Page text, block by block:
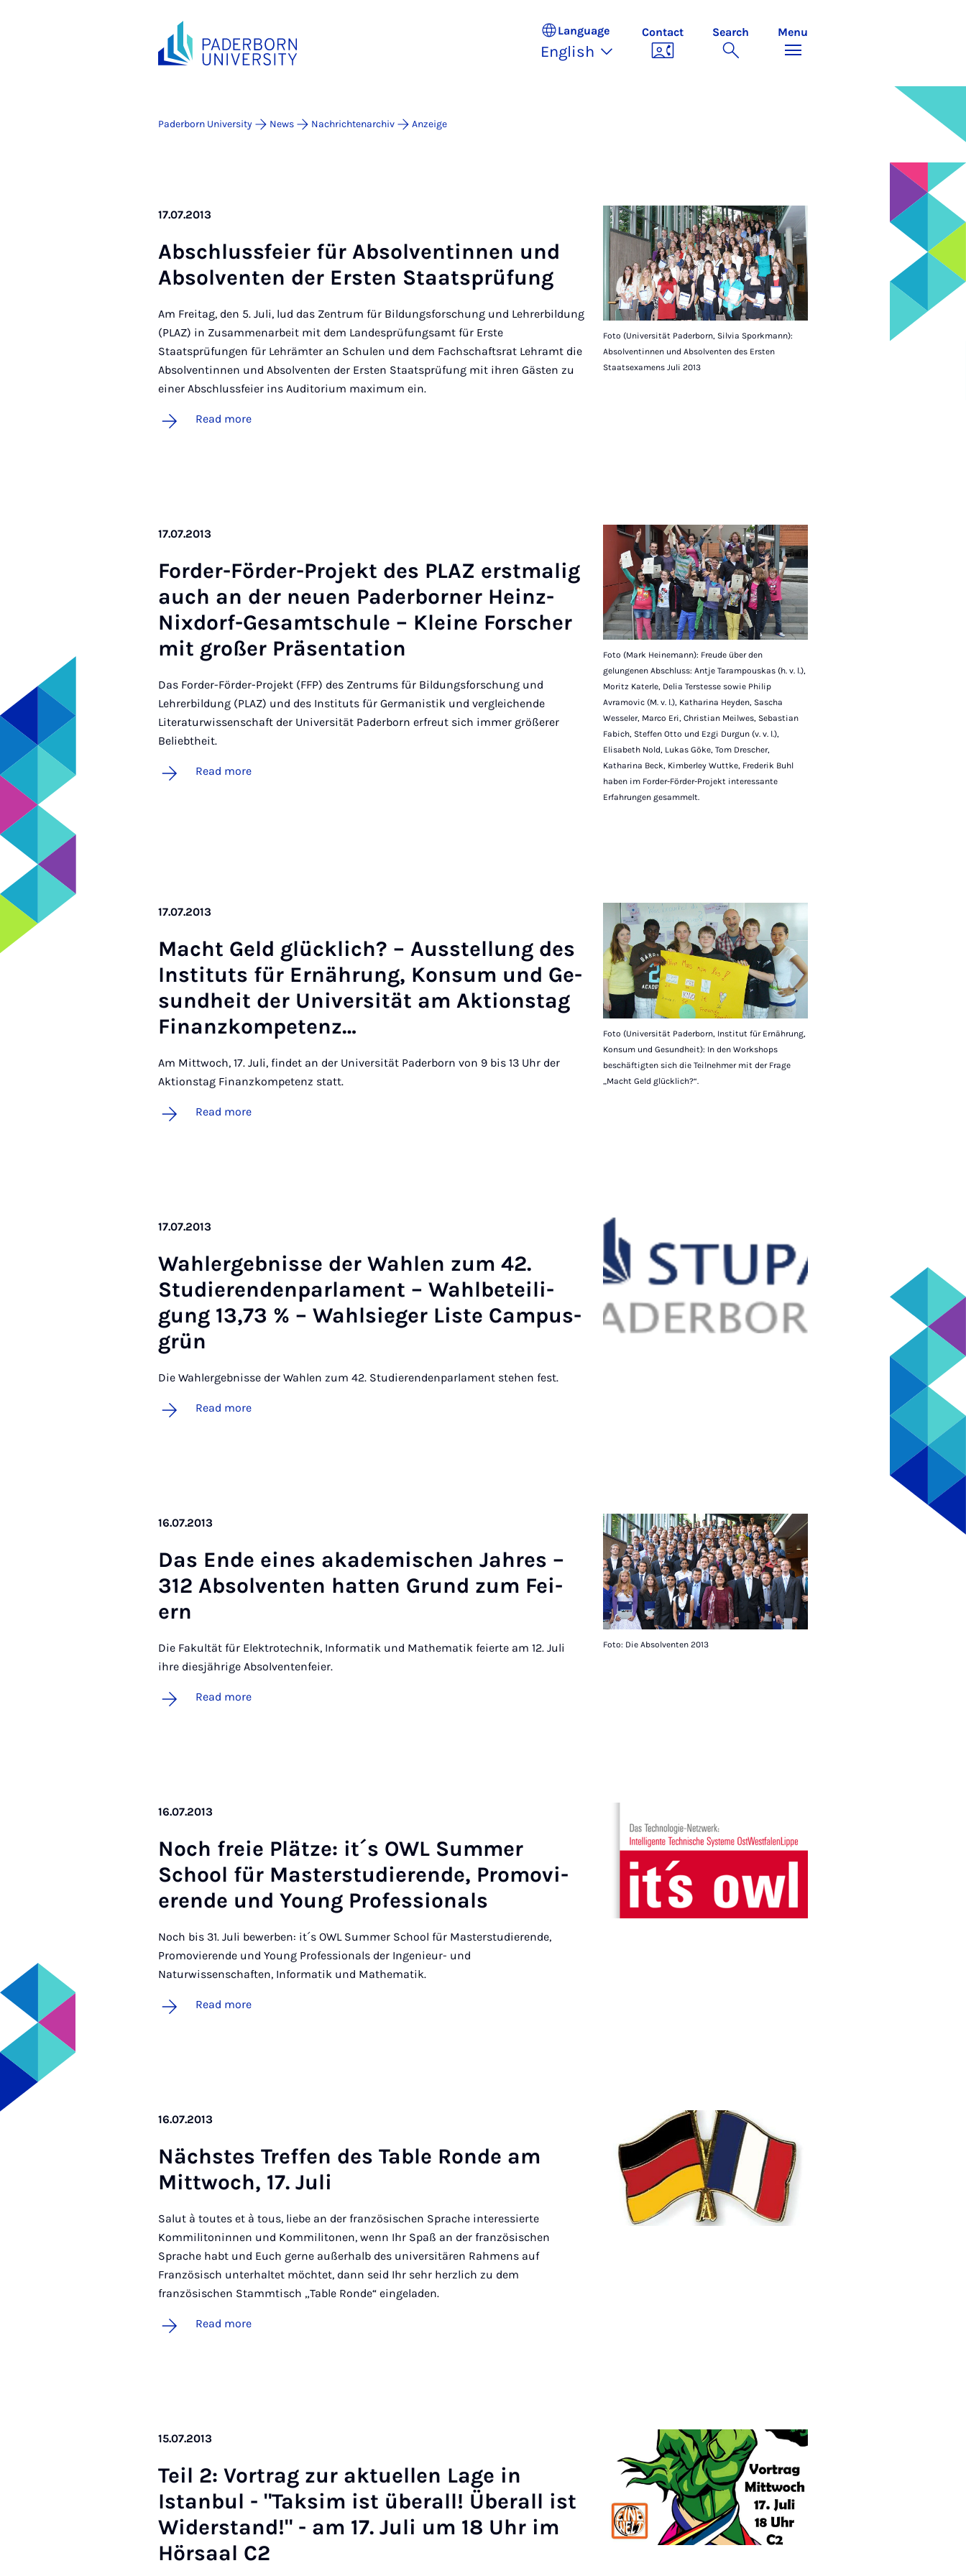
Language
English
Contact Search Menu
Paderborn University News Nachrichtenarchiv Anzeige
Foto (Universität Paderborn, Silvia Sporkmann):
Absolventinnen und Absolventen des Ersten
Staatsexamens Juli 2013
17.07.2013
Ab­schluss­fei­er für Ab­solven­tinnen und
Ab­solven­ten der Er­sten Staat­s­prü­fung
Am Freitag, den 5. Juli, lud das Zentrum für Bildungsforschung und Lehrerbildung
(PLAZ) in Zusammenarbeit mit dem Landesprüfungsamt für Erste
Staatsprüfungen für Lehrämter an Schulen und dem Fachschaftsrat Lehramt die
Absolventinnen und Absolventen der Ersten Staatsprüfung mit ihren Gästen zu
einer Abschlussfeier ins Auditorium maximum ein.
Read more
Foto (Mark Heinemann): Freude über den
gelungenen Abschluss: Antje Tarampouskas (h. v. l.),
Moritz Katerle, Delia Terstesse sowie Philip
Avramovic (M. v. l.), Katharina Heyden, Sascha
Wesseler, Marco Eri, Christian Meilwes, Sebastian
Fabich, Steffen Otto und Ezgi Durgun (v. v. l.),
Elisabeth Nold, Lukas Göke, Tom Drescher,
Katharina Beck, Kimberley Wuttke, Frederik Buhl
haben im Forder-Förder-Projekt interessante
Erfahrungen gesammelt.
17.07.2013
Forder-Förder-Pro­jekt des PLAZ er­st­m­a­lig
auch an der neuen Pader­borner Heinz-
Nix­dorf-Ges­amtschule – Kleine Forscher
mit großer Präsent­a­tion
Das Forder-Förder-Projekt (FFP) des Zentrums für Bildungsforschung und
Lehrerbildung (PLAZ) und des Instituts für Germanistik und vergleichende
Literaturwissenschaft der Universität Paderborn erfreut sich immer größerer
Beliebtheit.
Read more
Foto (Universität Paderborn, Institut für Ernährung,
Konsum und Gesundheit): In den Workshops
beschäftigten sich die Teilnehmer mit der Frage
„Macht Geld glücklich?“.
17.07.2013
Macht Geld glück­lich? – Aus­s­tel­lung des
In­sti­tuts für Ernährung, Kon­sum und Ge­
sund­heit der Uni­versität am Ak­tion­stag
Fin­an­zkom­pet­enz…
Am Mittwoch, 17. Juli, findet an der Universität Paderborn von 9 bis 13 Uhr der
Aktionstag Finanzkompetenz statt.
Read more
17.07.2013
Wahlergeb­n­isse der Wah­len zum 42.
Stud­i­er­enden­par­la­ment – Wahl­beteili­
gung 13,73 % – Wahlsieger Liste Cam­pus­
grün
Die Wahlergebnisse der Wahlen zum 42. Studierendenparlament stehen fest.
Read more
Foto: Die Absolventen 2013
16.07.2013
Das Ende eines akademis­chen Jahres –
312 Ab­solven­ten hat­ten Grund zum Fei­
ern
Die Fakultät für Elektrotechnik, Informatik und Mathematik feierte am 12. Juli
ihre diesjährige Absolventenfeier.
Read more
16.07.2013
Noch freie Plätze: it´s OWL Sum­mer
School für Mas­ter­stud­i­er­ende, Pro­movi­
er­ende und Young Pro­fes­sion­als
Noch bis 31. Juli bewerben: it´s OWL Summer School für Masterstudierende,
Promovierende und Young Professionals der Ingenieur- und
Naturwissenschaften, Informatik und Mathematik.
Read more
16.07.2013
Näch­stes Tref­fen des Table Ronde am
Mit­twoch, 17. Ju­li
Salut à toutes et à tous, liebe an der französischen Sprache interessierte
Kommilitoninnen und Kommilitonen, wenn Ihr Spaß an der französischen
Sprache habt und Euch gerne außerhalb des universitären Rahmens auf
Französisch unterhaltet möchtet, dann seid Ihr sehr herzlich zu dem
französischen Stammtisch „Table Ronde“ eingeladen.
Read more
15.07.2013
Teil 2: Vor­trag zur ak­tuel­len Lage in
Istan­bul - "Tak­sim ist über­all! Über­all ist
Wider­stand!" - am 17. Ju­li um 18 Uhr im
Hör­saal C2